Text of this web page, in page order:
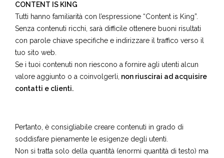
CONTENT IS KING
Tutti hanno familiarità con l’espressione “Content is King”.
Senza contenuti ricchi, sarà difficile ottenere buoni risultati
con parole chiave specifiche e indirizzare il traffico verso il
tuo sito web.
Se i tuoi contenuti non riescono a fornire agli utenti alcun
valore aggiunto o a coinvolgerli, non riuscirai ad acquisire
contatti e clienti.
Pertanto, è consigliabile creare contenuti in grado di
soddisfare pienamente le esigenze degli utenti.
Non si tratta solo della quantità (enormi quantità di testo) ma